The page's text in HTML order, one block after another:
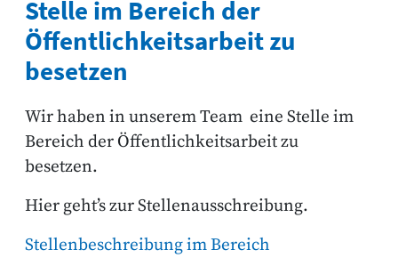
Stelle im Bereich der
Öffentlichkeitsarbeit zu
besetzen
Wir haben in unserem Team eine Stelle im
Bereich der Öffentlichkeitsarbeit zu
besetzen.
Hier geht’s zur Stellenausschreibung.
Stellenbeschreibung im Bereich